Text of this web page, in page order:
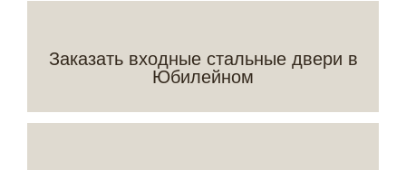
Заказать входные стальные двери в
Юбилейном